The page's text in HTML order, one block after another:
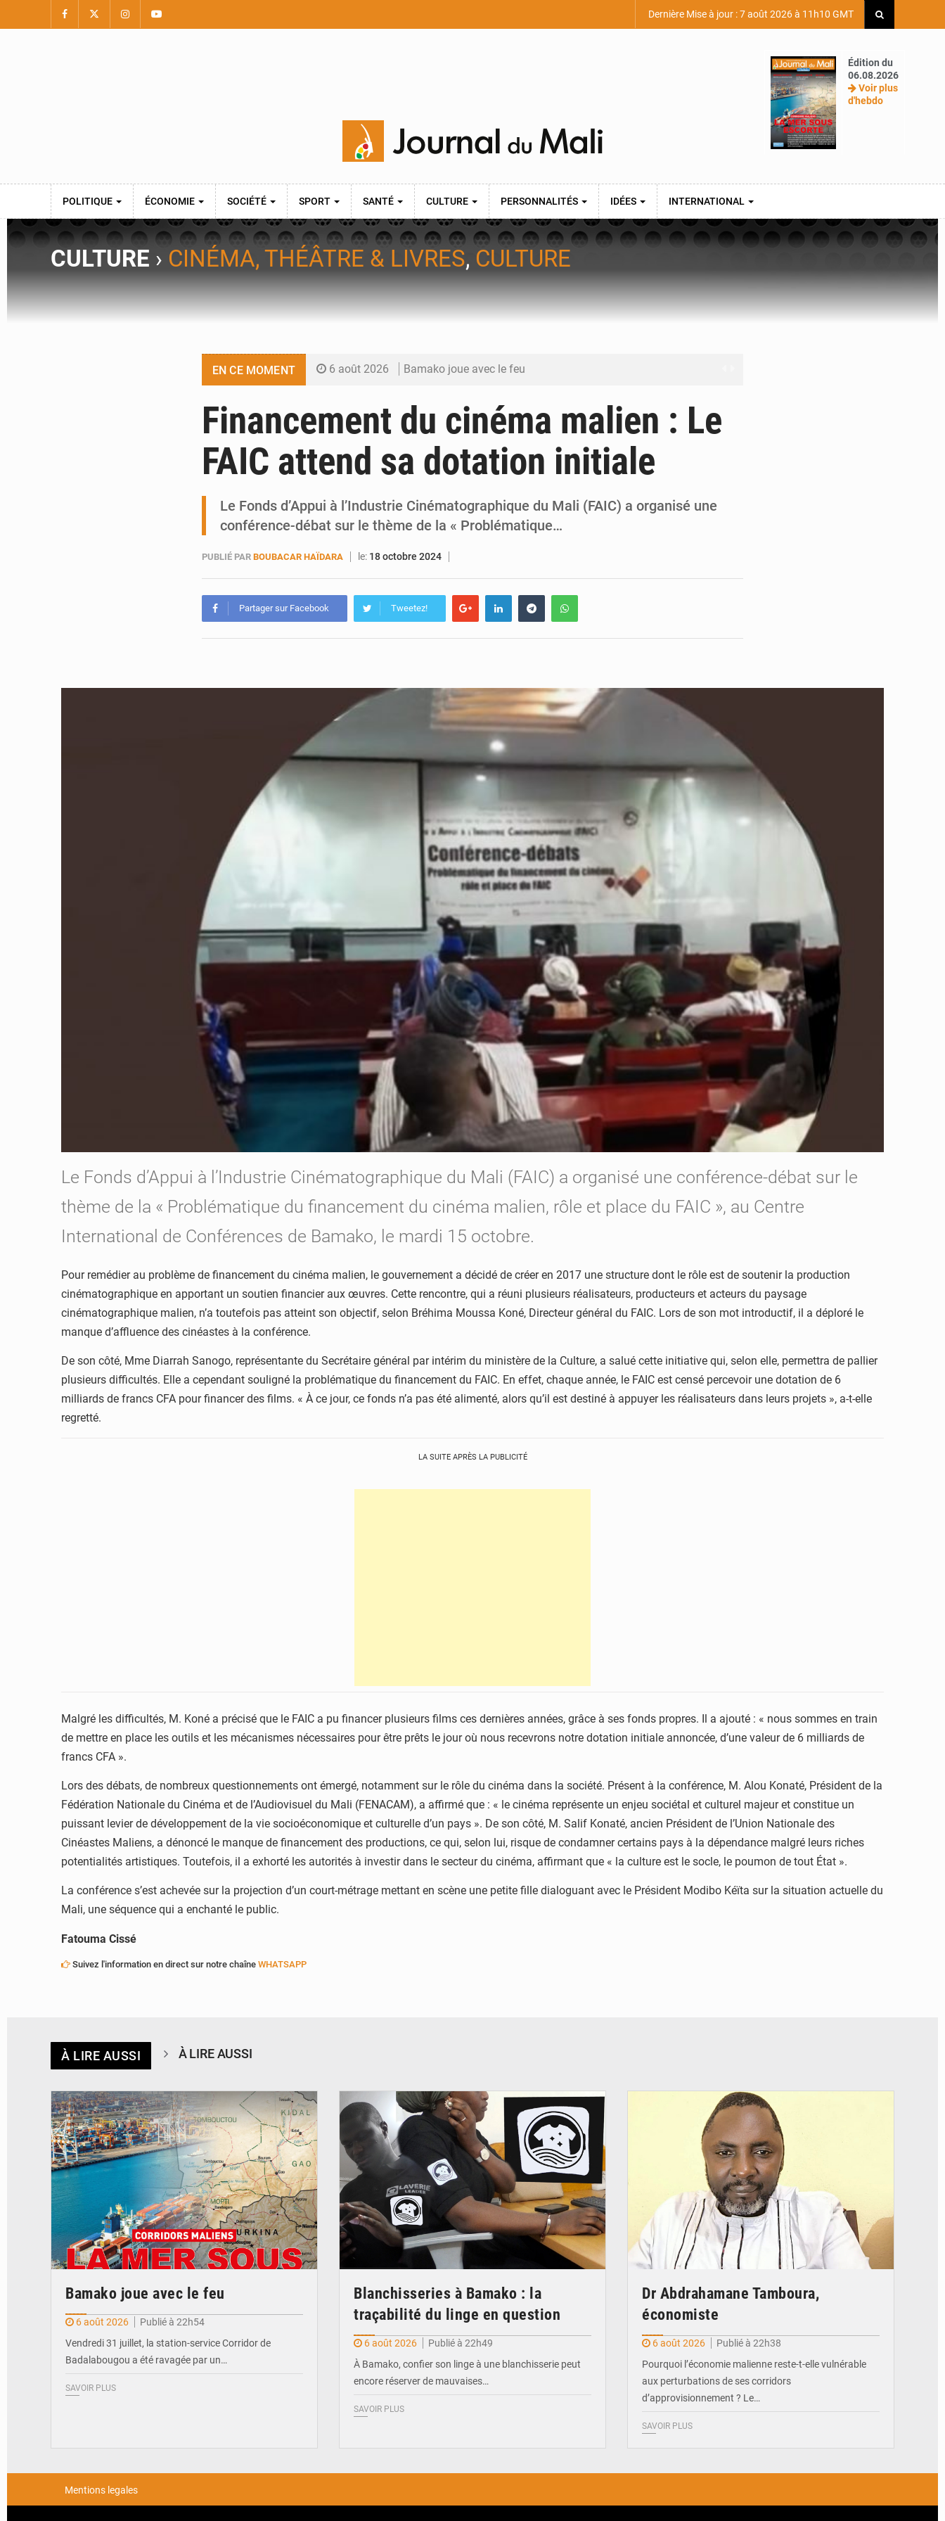
Dernière Mise à jour : 7 août 2026 à 11h10 GMT
Édition du
06.08.2026
Voir plus
d'hebdo
POLITIQUE ÉCONOMIE SOCIÉTÉ SPORT SANTÉ CULTURE PERSONNALITÉS IDÉES INTERNATIONAL
CULTURE › CINÉMA, THÉÂTRE & LIVRES, CULTURE
EN CE MOMENT 6 août 2026 Bamako joue avec le feu
6 août 2026 Dr Abdrahamane Tamboura, économiste
6 août 2026 Ports ouest-africains : la bataille du fret sahélien
Financement du cinéma malien : Le
FAIC attend sa dotation initiale
Le Fonds d’Appui à l’Industrie Cinématographique du Mali (FAIC) a organisé une
conférence-débat sur le thème de la « Problématique…
PUBLIÉ PAR BOUBACAR HAÏDARA le: 18 octobre 2024
Partager sur Facebook Tweetez!
Le Fonds d’Appui à l’Industrie Cinématographique du Mali (FAIC) a organisé une conférence-débat sur le
thème de la « Problématique du financement du cinéma malien, rôle et place du FAIC », au Centre
International de Conférences de Bamako, le mardi 15 octobre.
Pour remédier au problème de financement du cinéma malien, le gouvernement a décidé de créer en 2017 une structure dont le rôle est de soutenir la production
cinématographique en apportant un soutien financier aux œuvres. Cette rencontre, qui a réuni plusieurs réalisateurs, producteurs et acteurs du paysage
cinématographique malien, n’a toutefois pas atteint son objectif, selon Bréhima Moussa Koné, Directeur général du FAIC. Lors de son mot introductif, il a déploré le
manque d’affluence des cinéastes à la conférence.
De son côté, Mme Diarrah Sanogo, représentante du Secrétaire général par intérim du ministère de la Culture, a salué cette initiative qui, selon elle, permettra de pallier
plusieurs difficultés. Elle a cependant souligné la problématique du financement du FAIC. En effet, chaque année, le FAIC est censé percevoir une dotation de 6
milliards de francs CFA pour financer des films. « À ce jour, ce fonds n’a pas été alimenté, alors qu’il est destiné à appuyer les réalisateurs dans leurs projets », a-t-elle
regretté.
LA SUITE APRÈS LA PUBLICITÉ
Malgré les difficultés, M. Koné a précisé que le FAIC a pu financer plusieurs films ces dernières années, grâce à ses fonds propres. Il a ajouté : « nous sommes en train
de mettre en place les outils et les mécanismes nécessaires pour être prêts le jour où nous recevrons notre dotation initiale annoncée, d’une valeur de 6 milliards de
francs CFA ».
Lors des débats, de nombreux questionnements ont émergé, notamment sur le rôle du cinéma dans la société. Présent à la conférence, M. Alou Konaté, Président de la
Fédération Nationale du Cinéma et de l’Audiovisuel du Mali (FENACAM), a affirmé que : « le cinéma représente un enjeu sociétal et culturel majeur et constitue un
puissant levier de développement de la vie socioéconomique et culturelle d’un pays ». De son côté, M. Salif Konaté, ancien Président de l’Union Nationale des
Cinéastes Maliens, a dénoncé le manque de financement des productions, ce qui, selon lui, risque de condamner certains pays à la dépendance malgré leurs riches
potentialités artistiques. Toutefois, il a exhorté les autorités à investir dans le secteur du cinéma, affirmant que « la culture est le socle, le poumon de tout État ».
La conférence s’est achevée sur la projection d’un court-métrage mettant en scène une petite fille dialoguant avec le Président Modibo Kéïta sur la situation actuelle du
Mali, une séquence qui a enchanté le public.
Fatouma Cissé
Suivez l'information en direct sur notre chaîne WHATSAPP
À LIRE AUSSI À LIRE AUSSI
© JDM
Bamako joue avec le feu
6 août 2026
Publié à 22h54
Vendredi 31 juillet, la station-service Corridor de
Badalabougou a été ravagée par un…
SAVOIR PLUS
Blanchisseries à Bamako : la
traçabilité du linge en question
6 août 2026
Publié à 22h49
À Bamako, confier son linge à une blanchisserie peut
encore réserver de mauvaises…
SAVOIR PLUS
Dr Abdrahamane Tamboura,
économiste
6 août 2026
Publié à 22h38
Pourquoi l’économie malienne reste-t-elle vulnérable
aux perturbations de ses corridors
d’approvisionnement ? Le…
SAVOIR PLUS
Mentions legales